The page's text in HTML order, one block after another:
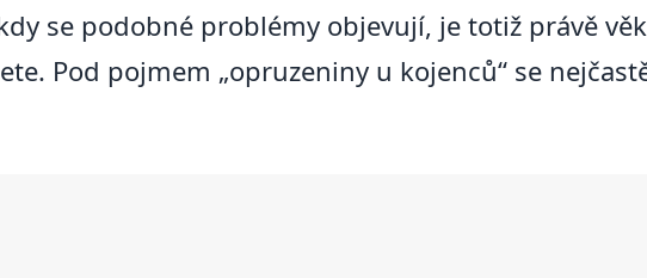
se podobné problémy objevují, je totiž právě
Pod pojmem „opruzeniny u kojenců“ se